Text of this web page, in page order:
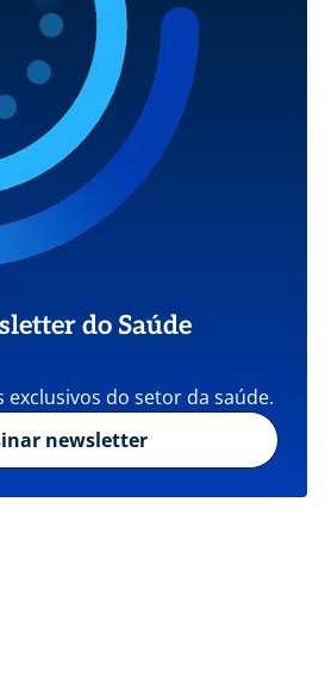
do Saúde
exclusivos do setor da saúde.
newsletter